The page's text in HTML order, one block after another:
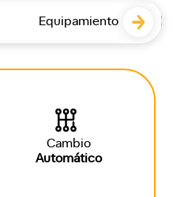
Equipamiento
Cambio
Automático